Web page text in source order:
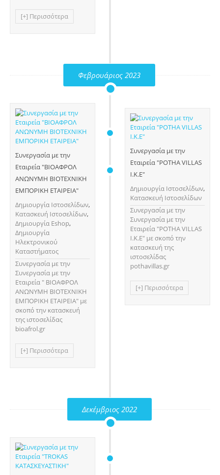
[+] Περισσότερα
Φεβρουάριος 2023
Συνεργασία με την
Εταιρεία "ΒΙΟΑΦΡΟΛ
ΑΝΩΝΥΜΗ ΒΙΟΤΕΧΝΙΚΗ
ΕΜΠΟΡΙΚΗ ΕΤΑΙΡΕΙΑ"
Δημιουργία Ιστοσελίδων,
Κατασκευή Ιστοσελίδων,
Δημιουργία Eshop,
Δημιουργία
Ηλεκτρονικού
Καταστήματος
Συνεργασία με την
Συνεργασία με την
Εταιρεία " ΒΙΟΑΦΡΟΛ
ΑΝΩΝΥΜΗ ΒΙΟΤΕΧΝΙΚΗ
ΕΜΠΟΡΙΚΗ ΕΤΑΙΡΕΙΑ" με
σκοπό την κατασκευή
της ιστοσελίδας
bioafrol.gr
[+] Περισσότερα
Συνεργασία με την
Εταιρεία "POTHA VILLAS
Ι.Κ.Ε"
Δημιουργία Ιστοσελίδων,
Κατασκευή Ιστοσελίδων
Συνεργασία με την
Συνεργασία με την
Εταιρεία "POTHA VILLAS
Ι.Κ.Ε" με σκοπό την
κατασκευή της
ιστοσελίδας
pothavillas.gr
[+] Περισσότερα
Δεκέμβριος 2022